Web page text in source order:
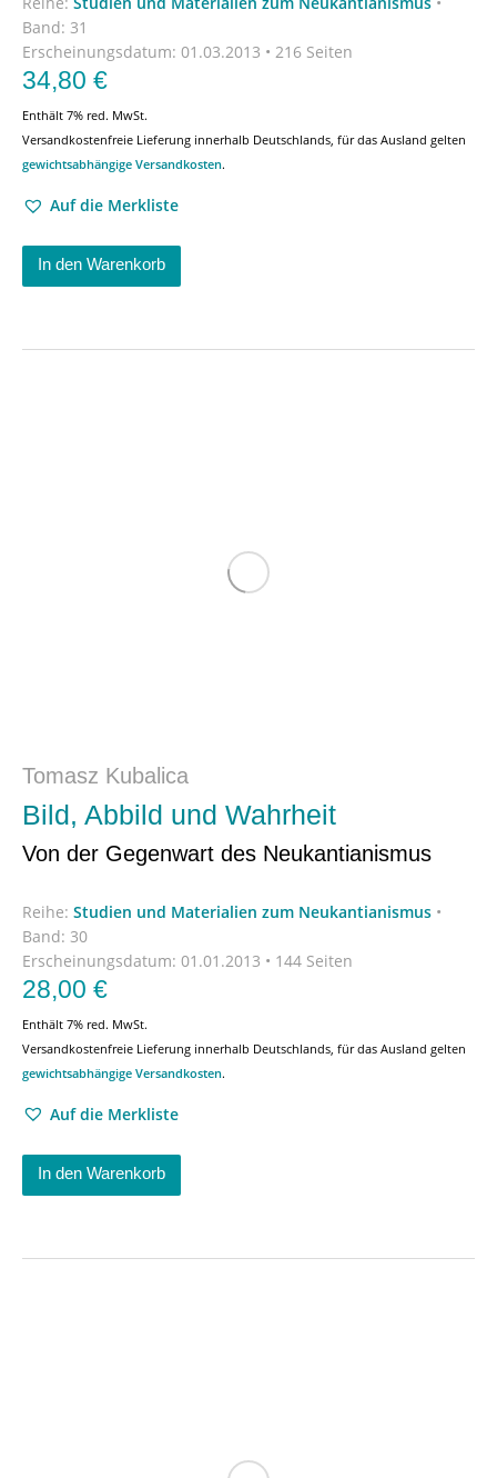
Band: 31
Erscheinungsdatum: 01.03.2013 • 216 Seiten
34,80 €
Enthält 7% red. MwSt.
Versandkostenfreie Lieferung innerhalb Deutschlands, für das Ausland gelten
gewichtsabhängige Versandkosten.
Auf die Merkliste
In den Warenkorb
Tomasz Kubalica
Bild, Abbild und Wahrheit
Von der Gegenwart des Neukantianismus
Reihe: Studien und Materialien zum Neukantianismus •
Band: 30
Erscheinungsdatum: 01.01.2013 • 144 Seiten
28,00 €
Enthält 7% red. MwSt.
Versandkostenfreie Lieferung innerhalb Deutschlands, für das Ausland gelten
gewichtsabhängige Versandkosten.
Auf die Merkliste
In den Warenkorb